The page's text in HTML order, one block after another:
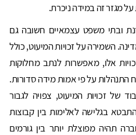
מגזר זה במידה ניכרת.
ובתי משפט עצמאיים חשובה גם
השמירה על זכויות המיעוט, כולל
אלו, מאפשרות לנתב מחלוקות
התנהלות על פי אמות מידה סדורות.
של זכויות המיעוט, צפויה לגבור
בגלישה לאלימות בין קבוצות
תהיה מפוצלת יותר בין גורמים